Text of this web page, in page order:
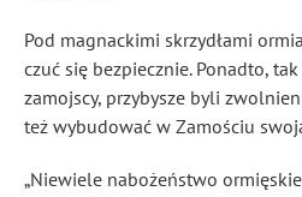
Pod magnackimi skrzydłami
czuć się bezpiecznie. Ponadto,
zamojscy, przybysze byli
też wybudować w Zamościu
„Niewiele nabożeństwo